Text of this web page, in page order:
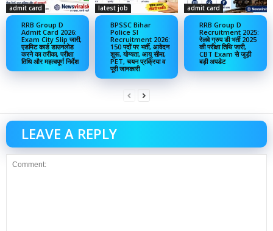
admit card
RRB Group D
Admit Card 2026:
Exam City Slip जारी,
एडमिट कार्ड डाउनलोड
करने का तरीका, परीक्षा
तिथि और महत्वपूर्ण निर्देश
latest job
BPSSC Bihar
Police SI
Recruitment 2026:
150 पदों पर भर्ती, आवेदन
शुरू, योग्यता, आयु सीमा,
PET, चयन प्रक्रिया व
पूरी जानकारी
admit card
RRB Group D
Recruitment 2025:
रेलवे ग्रुप डी भर्ती 2025
की परीक्षा तिथि जारी,
CBT Exam से जुड़ी
बड़ी अपडेट
LEAVE A REPLY